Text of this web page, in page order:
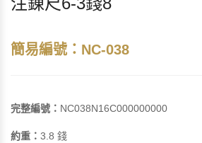
簡易編號：NC-038
完整編號： NC038N16C000000000
約重： 3.8 錢